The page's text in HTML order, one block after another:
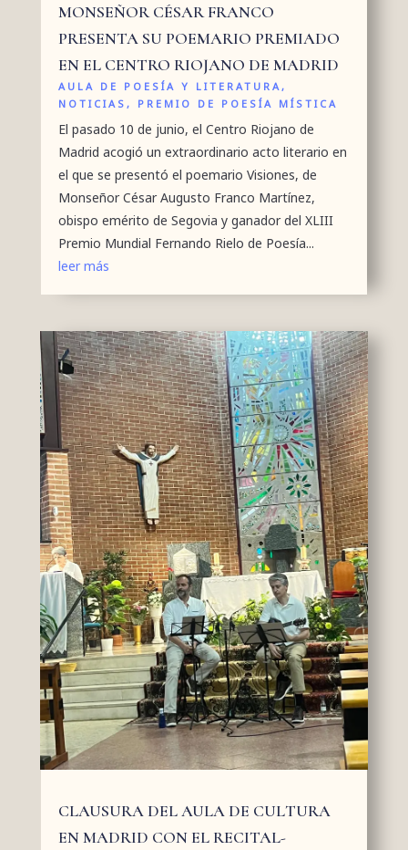
MONSEÑOR CÉSAR FRANCO
PRESENTA SU POEMARIO PREMIADO
EN EL CENTRO RIOJANO DE MADRID
AULA DE POESÍA Y LITERATURA,
NOTICIAS, PREMIO DE POESÍA MÍSTICA
El pasado 10 de junio, el Centro Riojano de
Madrid acogió un extraordinario acto literario en
el que se presentó el poemario Visiones, de
Monseñor César Augusto Franco Martínez,
obispo emérito de Segovia y ganador del XLIII
Premio Mundial Fernando Rielo de Poesía...
leer más
CLAUSURA DEL AULA DE CULTURA
EN MADRID CON EL RECITAL-